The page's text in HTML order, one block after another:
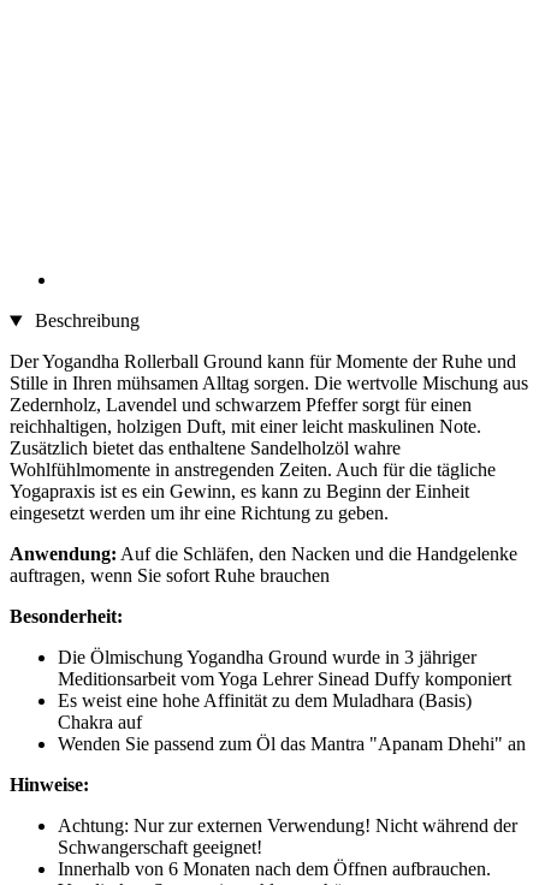
Beschreibung
Der Yogandha Rollerball Ground kann für Momente der Ruhe und
Stille in Ihren mühsamen Alltag sorgen. Die wertvolle Mischung aus
Zedernholz, Lavendel und schwarzem Pfeffer sorgt für einen
reichhaltigen, holzigen Duft, mit einer leicht maskulinen Note.
Zusätzlich bietet das enthaltene Sandelholzöl wahre
Wohlfühlmomente in anstregenden Zeiten. Auch für die tägliche
Yogapraxis ist es ein Gewinn, es kann zu Beginn der Einheit
eingesetzt werden um ihr eine Richtung zu geben.
Anwendung: Auf die Schläfen, den Nacken und die Handgelenke
auftragen, wenn Sie sofort Ruhe brauchen
Besonderheit:
Die Ölmischung Yogandha Ground wurde in 3 jähriger
Meditionsarbeit vom Yoga Lehrer Sinead Duffy komponiert
Es weist eine hohe Affinität zu dem Muladhara (Basis)
Chakra auf
Wenden Sie passend zum Öl das Mantra "Apanam Dhehi" an
Hinweise:
Achtung: Nur zur externen Verwendung! Nicht während der
Schwangerschaft geeignet!
Innerhalb von 6 Monaten nach dem Öffnen aufbrauchen.